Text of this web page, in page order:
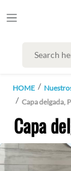
HOME
Capa delgada,
Capa